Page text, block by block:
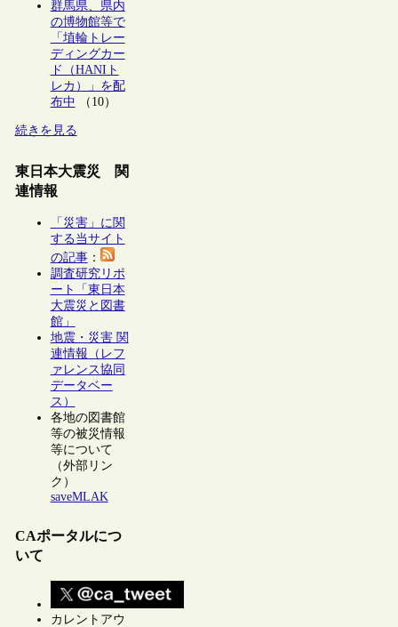
群馬県、県内
の博物館等で
「埴輪トレー
ディングカー
ド（HANIト
レカ）」を配
布中 （10）
続きを見る
東日本大震災 関
連情報
「災害」に関
する当サイト
の記事：
調査研究リポ
ート「東日本
大震災と図書
館」
地震・災害 関
連情報（レフ
ァレンス協同
データベー
ス）
各地の図書館
等の被災情報
等について
（外部リン
ク）
saveMLAK
CAポータルにつ
いて
カレントアウ